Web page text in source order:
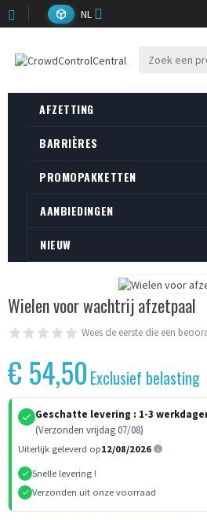
NL
AFZETTING
BARRIÈRES
PROMOPAKKETTEN
AANBIEDINGEN
NIEUW
Wielen voor wachtrij afzetpaal
Wees de eerste die een
€ 54,50 Exclusief belasting
Geschatte levering : 1-3
(Verzonden vrijdag 07/08)
Uiterlijk geleverd op12/08/2026
Snelle levering !
Verzonden uit onze voorraad